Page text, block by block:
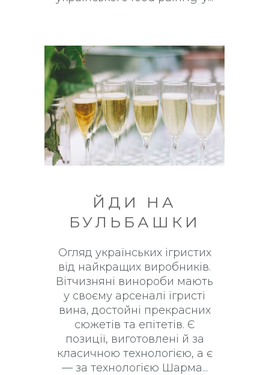
ЙДИ НА
БУЛЬБАШКИ
Огляд українських ігристих
від найкращих виробників.
Вітчизняні винороби мають
у своєму арсеналі ігристі
вина, достойні прекрасних
сюжетів та епітетів. Є
позиції, виготовлені й за
класичною технологією, а є
— за технологією Шарма